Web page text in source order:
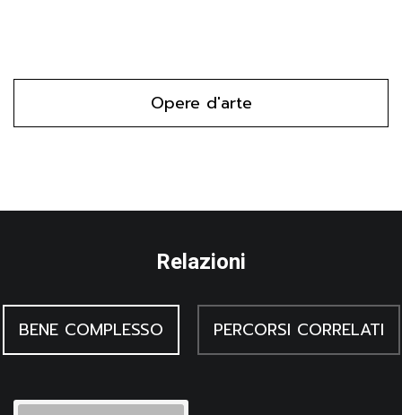
Opere d'arte
Relazioni
BENE COMPLESSO PERCORSI CORRELATI